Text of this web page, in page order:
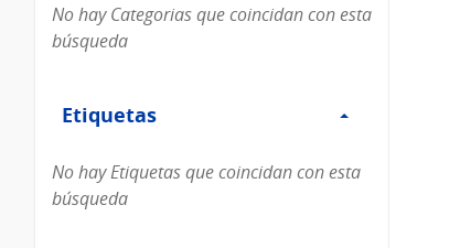
No hay Categorias que coincidan con esta
búsqueda
Etiquetas
Etiquetas
No hay Etiquetas que coincidan con esta
búsqueda